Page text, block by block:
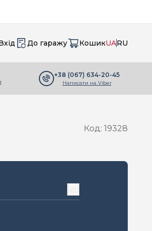
До гаражу КошикUARU
+38 (067) 634-20-45
Написати на Viber
Код: 19328